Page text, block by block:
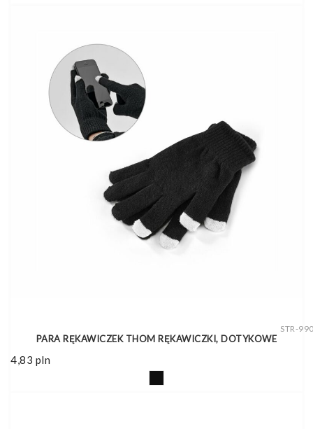
STR-
PARA RĘKAWICZEK THOM RĘKAWICZKI, DOTYKOWE
4,83 pln